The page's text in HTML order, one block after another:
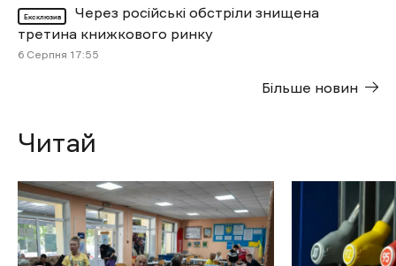
Ексклюзив
Через російські обстріли знищена
третина книжкового ринку
6 Cерпня 17:55
Більше новин
Читай